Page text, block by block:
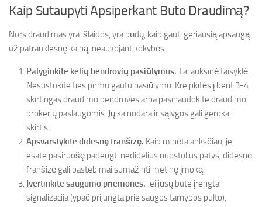
Kaip Sutaupyti Apsiperkant Buto Draudimą?
Nors draudimas yra išlaidos, yra būdų, kaip gauti geriausią apsaugą
už patrauklesnę kainą, neaukojant kokybės.
Palyginkite kelių bendrovių pasiūlymus. Tai auksinė taisyklė.
Nesustokite ties pirmu gautu pasiūlymu. Kreipkitės į bent 3-4
skirtingas draudimo bendroves arba pasinaudokite draudimo
brokerių paslaugomis. Jų kainodara ir sąlygos gali gerokai
skirtis.
Apsvarstykite didesnę franšizę. Kaip minėta anksčiau, jei
esate pasiruošę padengti nedidelius nuostolius patys, didesnė
franšizė gali pastebimai sumažinti metinę įmoką.
Įvertinkite saugumo priemones. Jei jūsų bute įrengta
signalizacija (ypač prijungta prie saugos tarnybos pulto),